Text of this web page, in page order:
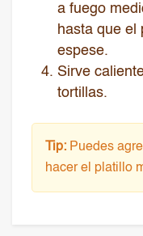
a fuego
hasta que el
espese.
Sirve
tortillas.
Tip: Puedes
hacer el platillo